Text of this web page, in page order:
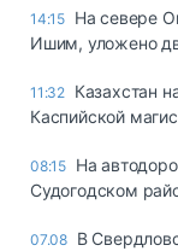
14:15 На севере
Ишим, уложено
11:32 Казахстан
Каспийской
08:15 На
Судогодском
07.08 В